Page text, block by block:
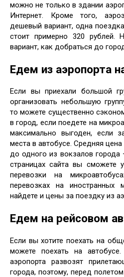
можно не только в здании
Интернет. Кроме того,
дешевый вариант, одна
стоит примерно 320 рублей.
вариант, как добраться до
Едем из аэропорта
Если вы приехали большой
организовать небольшую
то можете существенно
в город, если поедете на
максимально выгоден, если
места в автобусе. Средняя
до одного из вокзалов города
страницах сайтавы сможете
перевозки на
перевозках на иностранных
найдете и цены за поездку из
Едем на рейсовом
Если вы хотите поехать на
можете поехать на
аэропорта развозят
города, поэтому, перед